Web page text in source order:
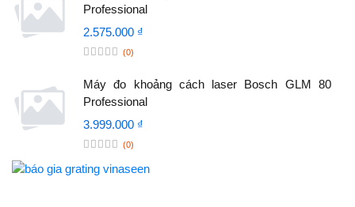
Professional
2.575.000 ₫
(0)
Máy đo khoảng cách laser Bosch GLM 80
Professional
3.999.000 ₫
(0)